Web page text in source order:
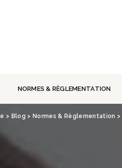
NORMES & RÈGLEMENTATION
> Blog > Normes & Règlementation >